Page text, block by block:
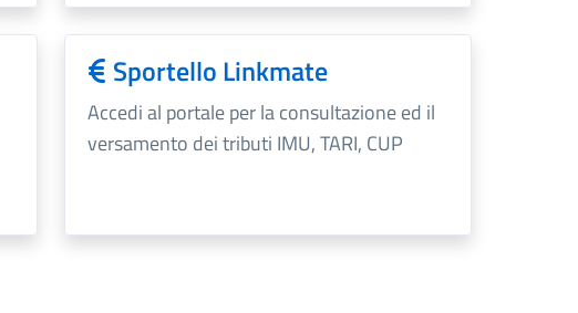
Sportello Linkmate
Accedi al portale per la consultazione ed il
versamento dei tributi IMU, TARI, CUP